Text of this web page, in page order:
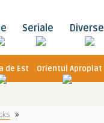
Seriale Diverse
de Est Orientul Apropiat